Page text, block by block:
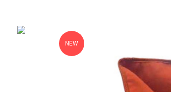
NEW